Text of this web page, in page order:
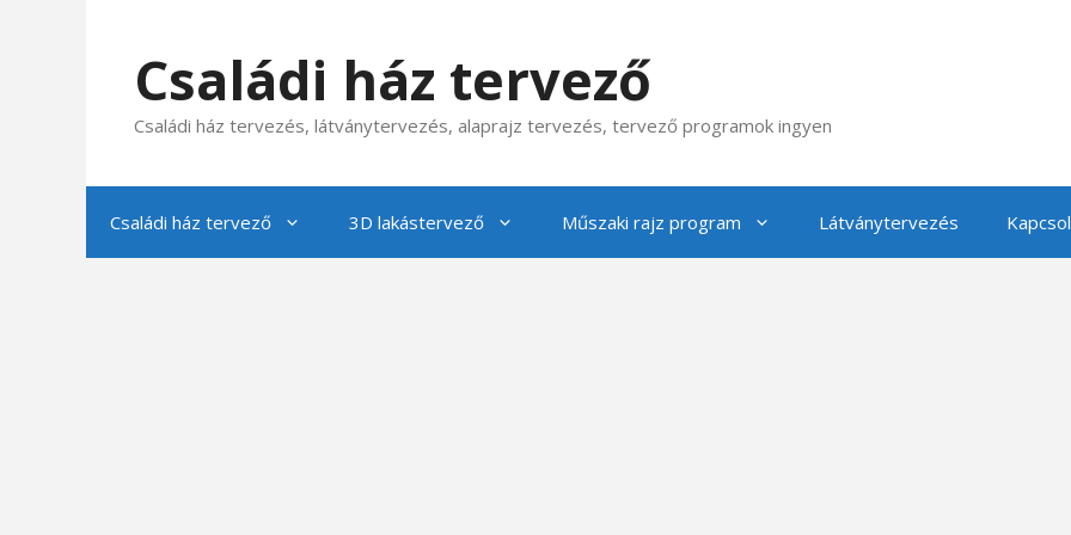
Családi ház tervező
Családi ház tervezés, látványtervezés, alaprajz tervezés, tervező programok ingyen
Családi ház tervező 3D lakástervező Műszaki rajz program Látványtervezés